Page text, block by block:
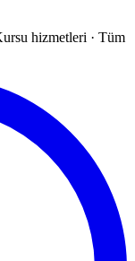
hizmetleri · Tüm